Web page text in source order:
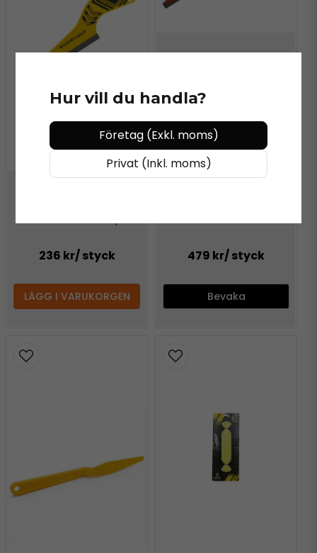
236 kr/ styck
LÄGG I VARUKORGEN
479 kr/ styck
Bevaka
Hur vill du handla?
Företag (Exkl. moms)
Privat (Inkl. moms)